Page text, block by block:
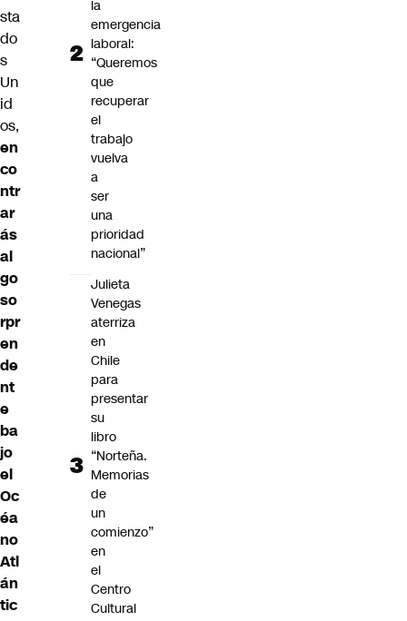
sta
do
s
Un
id
os,
en
co
ntr
ar
ás
al
go
so
rpr
en
de
nt
e
ba
jo
el
Oc
éa
no
Atl
án
tic
la
emergencia
laboral:
“Queremos
que
recuperar
el
trabajo
vuelva
a
ser
una
prioridad
nacional”
Julieta
Venegas
aterriza
en
Chile
para
presentar
su
libro
“Norteña.
Memorias
de
un
comienzo”
en
el
Centro
Cultural